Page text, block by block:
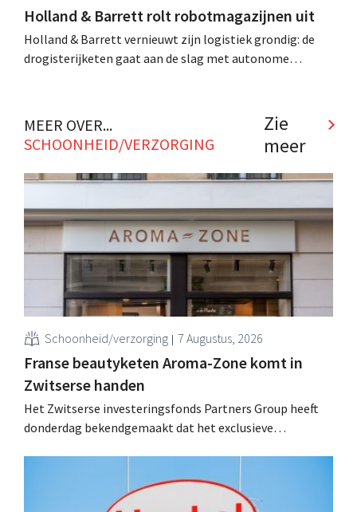
Holland & Barrett rolt robotmagazijnen uit
Holland & Barrett vernieuwt zijn logistiek grondig: de
drogisterijketen gaat aan de slag met autonome
MEER OVER...
SCHOONHEID/VERZORGING
Zie
meer
Schoonheid/verzorging 7 Augustus, 2026
Franse beautyketen Aroma-Zone komt in
Zwitserse handen
Het Zwitserse investeringsfonds Partners Group heeft
donderdag bekendgemaakt dat het exclusieve
over te nemen van de holding Eurazeo.